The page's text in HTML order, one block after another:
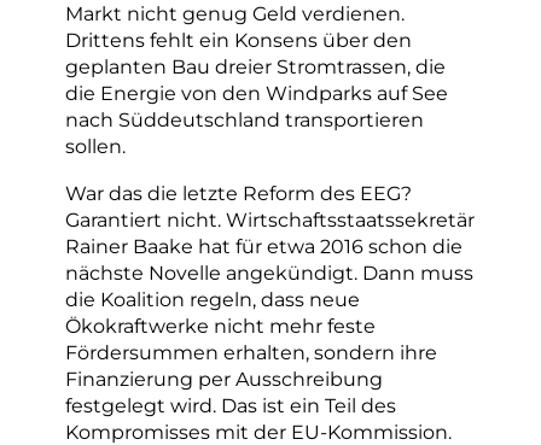
Markt nicht genug Geld verdienen.
Drittens fehlt ein Konsens über den
geplanten Bau dreier Stromtrassen, die
die Energie von den Windparks auf See
nach Süddeutschland transportieren
sollen.
War das die letzte Reform des EEG?
Garantiert nicht. Wirtschaftsstaatssekretär
Rainer Baake hat für etwa 2016 schon die
nächste Novelle angekündigt. Dann muss
die Koalition regeln, dass neue
Ökokraftwerke nicht mehr feste
Fördersummen erhalten, sondern ihre
Finanzierung per Ausschreibung
festgelegt wird. Das ist ein Teil des
Kompromisses mit der EU-Kommission.